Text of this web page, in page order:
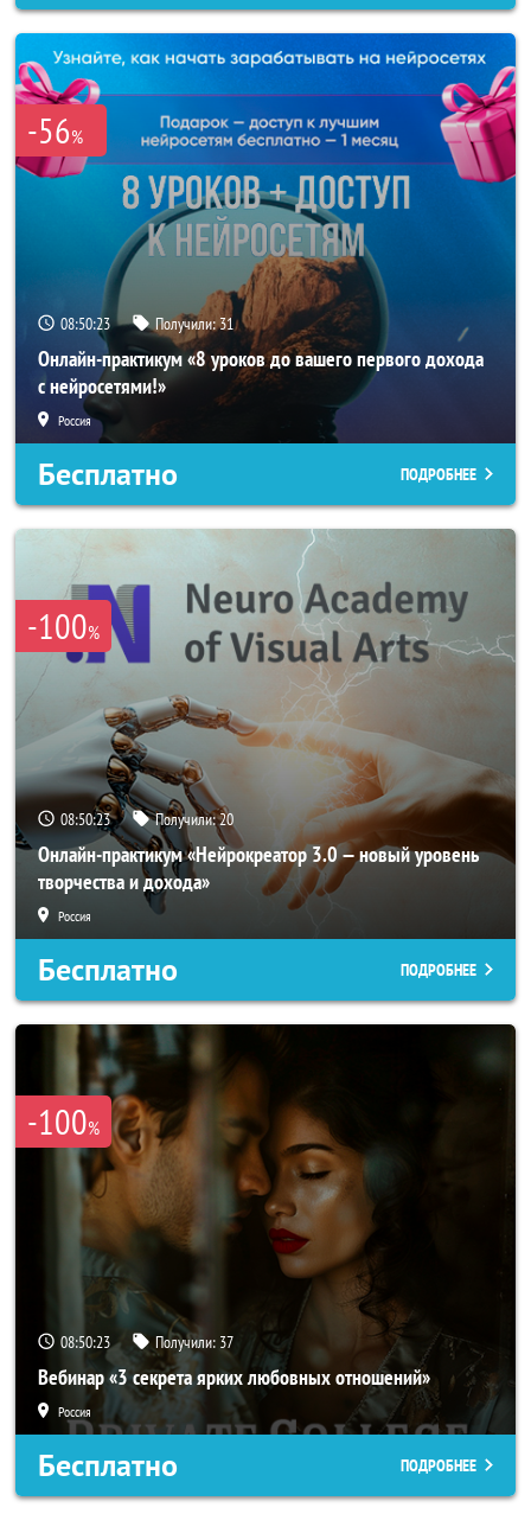
-56%
08:50:21 Получили:31
Онлайн-практикум «8 уроков до вашего первого дохода
с нейросетями!»
Россия
Бесплатно ПОДРОБНЕЕ
-100%
08:50:21 Получили:20
Онлайн-практикум «Нейрокреатор 3.0 — новый уровень
творчества и дохода»
Россия
Бесплатно ПОДРОБНЕЕ
-100%
08:50:21 Получили: 37
Вебинар «3 секрета ярких любовных отношений»
Россия
Бесплатно ПОДРОБНЕЕ